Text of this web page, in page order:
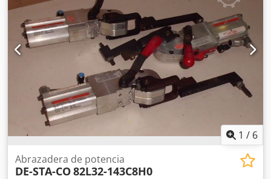
1 / 6
Abrazadera de potencia
DE-STA-CO82L32-143C8H0